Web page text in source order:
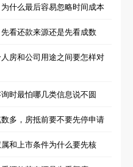
什么最后容易忽略时间成本
看还款来源还是先看成数
房和公司用途之间要怎样对
时最怕哪几类信息说不圆
多，房抵前要不要先停申请
和上市条件为什么要先核